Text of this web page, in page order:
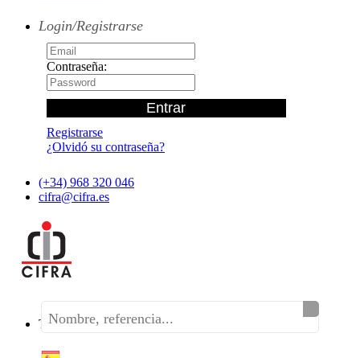
Login/Registrarse
Contraseña:
Registrarse
¿Olvidó su contraseña?
(+34) 968 320 046
cifra@cifra.es
Teléfono:(+34) 968 320 046